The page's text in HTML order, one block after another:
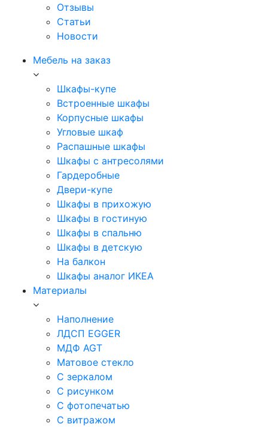
Отзывы
Статьи
Новости
Мебель на заказ
Шкафы-купе
Встроенные шкафы
Корпусные шкафы
Угловые шкаф
Распашные шкафы
Шкафы с антресолями
Гардеробные
Двери-купе
Шкафы в прихожую
Шкафы в гостиную
Шкафы в спальню
Шкафы в детскую
На балкон
Шкафы аналог ИКЕА
Материалы
Наполнение
ЛДСП EGGER
МДФ AGT
Матовое стекло
С зеркалом
С рисунком
С фотопечатью
С витражом